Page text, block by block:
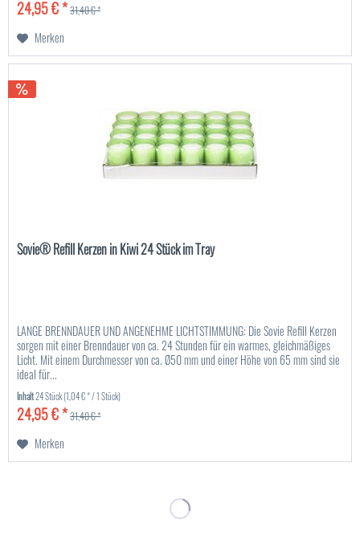
24,95 € *31,40 € *
Merken
Sovie® Refill Kerzen in Kiwi 24 Stück im Tray
LANGE BRENNDAUER UND ANGENEHME LICHTSTIMMUNG: Die Sovie Refill Kerzen
sorgen mit einer Brenndauer von ca. 24 Stunden für ein warmes, gleichmäßiges
Licht. Mit einem Durchmesser von ca. Ø50 mm und einer Höhe von 65 mm sind sie
ideal für...
Inhalt24 Stück(1,04 € * / 1 Stück)
24,95 € *31,40 € *
Merken